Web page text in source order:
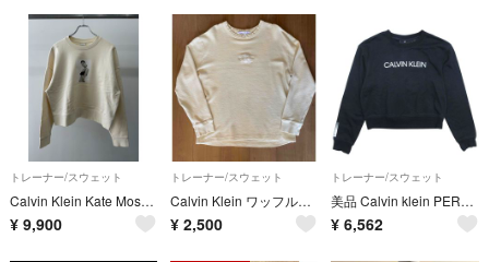
トレーナー/スウェット
Calvin Klein Kate Moss Terry Sweatshirt
¥ 9,900
トレーナー/スウェット
Calvin Klein ワッフル生地 スウェット
¥ 2,500
トレーナー/スウェット
美品 Calvin klein PERFORMANCE カルバンクライン クロップド スウェット ロゴ リフレクタープリント 裏毛 トレーナー S 黒 ブラック レディース 古着 中古 USED
¥ 6,562